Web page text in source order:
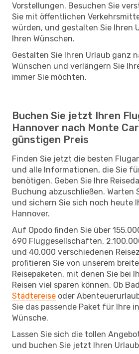
Vorstellungen. Besuchen Sie
Sie mit öffentlichen
würden, und gestalten Sie Ihren
Ihren Wünschen.
Gestalten Sie Ihren Urlaub ganz
Wünschen und verlängern Sie
immer Sie möchten.
Buchen Sie jetzt Ihren
Hannover nach Monte
günstigen Preis
Finden Sie jetzt die besten
und alle Informationen, die Sie
benötigen. Geben Sie Ihre
Buchung abzuschließen. Warten
und sichern Sie sich noch heute
Hannover.
Auf Opodo finden Sie über
690 Fluggesellschaften,
und 40.000 verschiedenen
profitieren Sie von unserem
Reisepaketen, mit denen Sie bei
Reisen viel sparen können. Ob
Städtereise oder
Sie das passende Paket für Ihre
Wünsche.
Lassen Sie sich die tollen
und buchen Sie jetzt Ihren